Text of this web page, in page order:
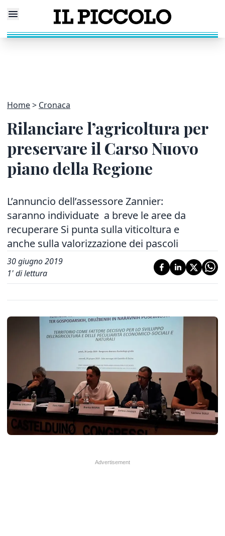
Home Cronaca
Rilanciare l’agricoltura per
preservare il Carso Nuovo
piano della Regione
L’annuncio dell’assessore Zannier:
saranno individuate a breve le aree da
recuperare Si punta sulla viticoltura e
anche sulla valorizzazione dei pascoli
30 giugno 2019
1' di lettura